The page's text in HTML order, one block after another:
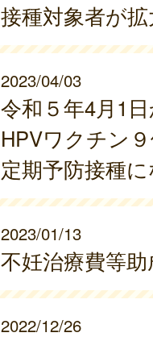
接種対象者が拡
2023/04/03
令和５年4月1
HPVワクチン
定期予防接種に
2023/01/13
不妊治療費等
2022/12/26